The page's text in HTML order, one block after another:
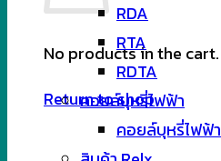
No products in the cart.
Return to shop
RDA
RTA
RDTA
คอยล์บุหรี่ไฟฟ้า
คอยล์บุหรี่ไฟฟ้า